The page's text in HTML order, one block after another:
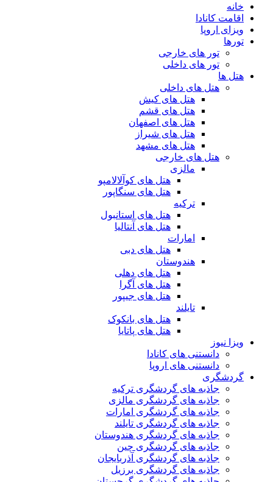
خانه
اقامت کانادا
ویزای اروپا
تورها
تور های خارجی
تور های داخلی
هتل ها
هتل های داخلی
هتل های کیش
هتل های قشم
هتل های اصفهان
هتل های شیراز
هتل های مشهد
هتل های خارجی
مالزی
هتل های کوآلالامپو
هتل های سنگاپور
ترکیه
هتل های استانبول
هتل های آنتالیا
امارات
هتل های دبی
هندوستان
هتل های دهلی
هتل های آگرا
هتل های جیپور
تایلند
هتل های بانکوک
هتل های پاتایا
ویزا نیوز
دانستنی های کانادا
دانستنی های اروپا
گردشگری
جاذبه های گردشگری ترکیه
جاذبه های گردشگری مالزی
جاذبه های گردشگری امارات
جاذبه های گردشگری تایلند
جاذبه های گردشگری هندوستان
جاذبه های گردشگری چین
جاذبه های گردشگری آذربایجان
جاذبه های گردشگری برزیل